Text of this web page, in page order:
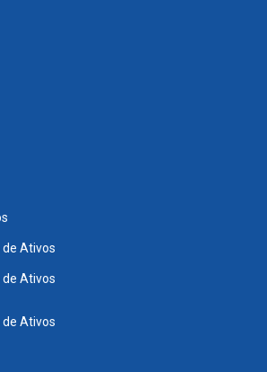
de Ativos
de Ativos
de Ativos